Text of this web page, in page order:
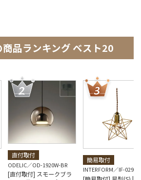
品ランキング ベスト20
直付取付
ODELIC OD-1920W-BR
[直付取付] スモークブラ
簡易取付
INTERFORM IF-